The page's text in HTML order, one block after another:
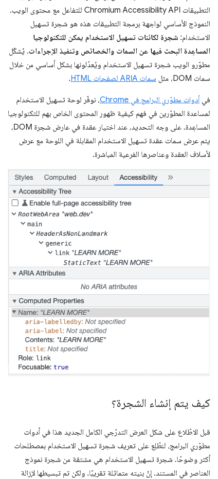
التطبيقات Chromium Accessibility API للتفاعل مع محتوى الويب.
النموذج الأساسي لواجهة برمجة التطبيقات هذه هو شجرة تسهيل
الاستخدام: شجرة لكائنات تسهيل الاستخدام يمكن للتكنولوجيا
المساعِدة البحث فيها عن السمات والخصائص وتنفيذ الإجراءات. يُشكّل
مطوّرو الويب شجرة تسهيل الاستخدام ويُعدّلونها بشكل أساسي من خلال
سمات DOM، مثل
سمات ARIA لصفحات HTML .
في أدوات مطوّري البرامج في Chrome
، نوفّر لوحة تسهيل الاستخدام
لمساعدة المطوّرين في فهم كيفية ظهور المحتوى الخاص بهم للتكنولوجيا
المساعِدة. على وجه التحديد، عند اختيار عقدة في عارض شجرة DOM،
يتم عرض سمات عقدة تسهيل الاستخدام المقابلة في اللوحة مع عرض
لأسلاف العقدة وعناصرها الفرعية المباشرة.
كيف يتم إنشاء الشجرة؟
قبل الاطّلاع على شكل العرض التدرّجي الكامل الجديد هذا في أدوات
مطوّري البرامج، لنطّلِع على تعريف شجرة تسهيل الاستخدام بمصطلحات
أكثر وضوحًا. شجرة تسهيل الاستخدام هي مشتقة من شجرة نموذج
العناصر في المستند. إنّ بنيته متماثلة تقريبًا، ولكن تم تبسيطها لإزالة